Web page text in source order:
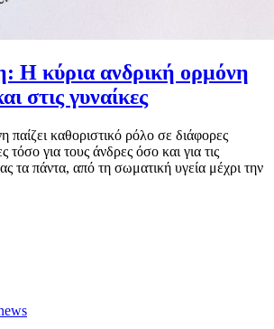
Η κύρια ανδρική ορμόνη
στις γυναίκες
παίζει καθοριστικό ρόλο σε διάφορες
τόσο για τους άνδρες όσο και για τις
τα πάντα, από τη σωματική υγεία μέχρι την